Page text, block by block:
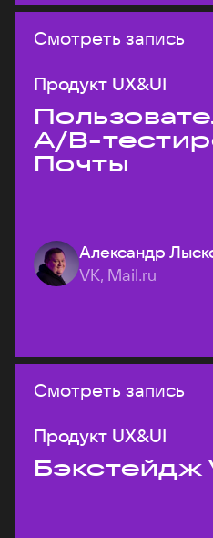
Смотреть запись
Продукт UX&UI
A/B-
Почты
Александр
VK, Mail.ru
Смотреть запись
Продукт UX&UI
Бэкстейдж